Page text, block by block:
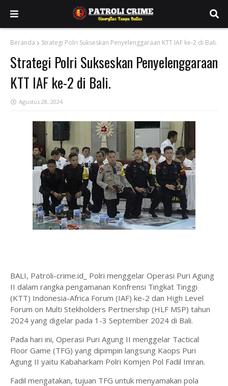
Beranda Strategi Polri Sukseskan Penyelenggaraan KTT IAF ke-2 di Bali.
Strategi Polri Sukseskan Penyelenggaraan
KTT IAF ke-2 di Bali.
Agustus 28, 2024
BALI, Patroli-crime.id_ Polri menggelar Operasi Puri Agung
II dalam rangka pengamanan Konfrensi Tingkat Tinggi
(KTT) Indonesia-Africa Forum (IAF) ke-2 dan High Level
Forum on Multi Stekholders Pertnership (HLF MSP) tahun
2024 yang digelar pada 1-3 September 2024 di Bali.
Pada hari ini, Operasi Puri Agung II menggelar Tactical
Floor Game (TFG) yang dipimpin langsung Kaops Puri
Agung II yaitu Kabaharkam Polri Komjen Pol Fadil Imran.
Fadil mengatakan, tujuan TFG untuk menyamakan pola